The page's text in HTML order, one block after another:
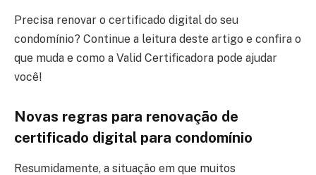
Precisa renovar o certificado digital do seu
condomínio? Continue a leitura deste artigo e confira o
que muda e como a Valid Certificadora pode ajudar
você!
Novas regras para renovação de
certificado digital para condomínio
Resumidamente, a situação em que muitos